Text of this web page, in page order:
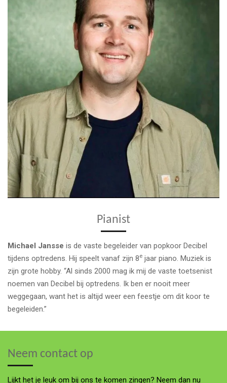
Pianist
Michael Jansse is de vaste begeleider van popkoor Decibel
tijdens optredens. Hij speelt vanaf zijn 8e jaar piano. Muziek is
zijn grote hobby. “Al sinds 2000 mag ik mij de vaste toetsenist
noemen van Decibel bij optredens. Ik ben er nooit meer
weggegaan, want het is altijd weer een feestje om dit koor te
begeleiden.”
Neem contact op
Lijkt het je leuk om bij ons te komen zingen? Neem dan nu